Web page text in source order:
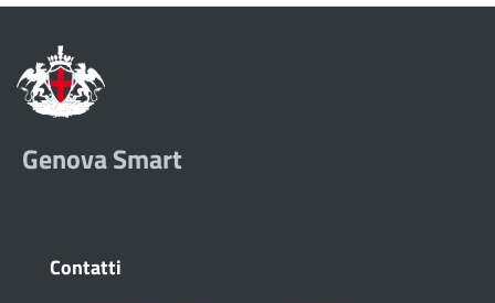
Genova Smart
Contatti